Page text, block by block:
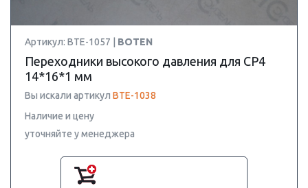
Артикул: BTE-1057 | BOTEN
Переходники высокого давления для CP4
14*16*1 мм
Вы искали артикул BTE-1038
Наличие и цену
уточняйте у менеджера